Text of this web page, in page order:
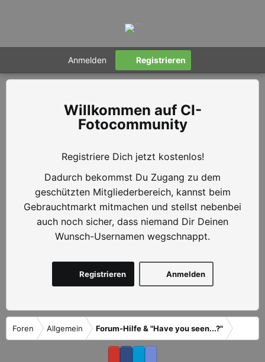
Anmelden Registrieren
CI-
Fotocommunity
Registriere Dich jetzt kostenlos!
Dadurch bekommst Du Zugang zu dem
geschützten Mitgliederbereich, kannst beim
Gebrauchtmarkt mitmachen und stellst nebenbei
auch noch sicher, dass niemand Dir Deinen
Wunsch-Usernamen wegschnappt.
Anmelden
Registrieren
Foren Allgemein Forum-Hilfe & "Have you seen...?"